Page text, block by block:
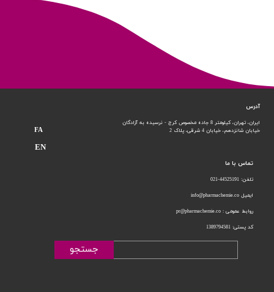
تماس با ما
تلفن: 44525191-021
ایمیل info@pharmachemie.co
روابط عمومی : pr@pharmachemie.co
کد پستی: 1389794581
آدرس
ایران، تهران، کیلومتر 8 جاده مخصوص کرج - نرسیده به آزادگان
خیابان شانزدهم، خیابان 4 شرقی، پلاک 2
جستجو
FA